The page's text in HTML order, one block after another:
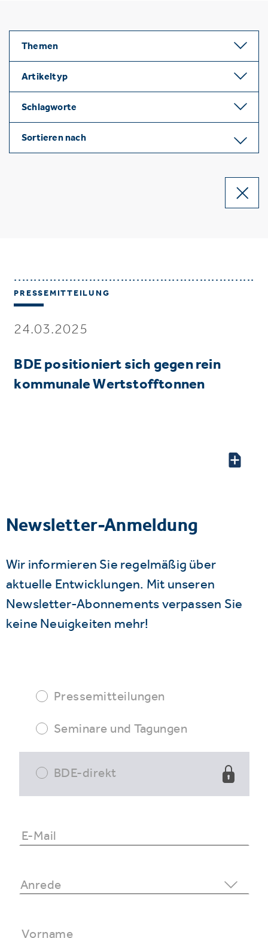
Themen
Artikeltyp
Schlagworte
Sortieren nach
PRESSEMITTEILUNG
24.03.2025
BDE positioniert sich gegen rein
kommunale Wertstofftonnen
Newsletter-Anmeldung
Wir informieren Sie regelmäßig über
aktuelle Entwicklungen. Mit unseren
Newsletter-Abonnements verpassen Sie
keine Neuigkeiten mehr!
Pressemitteilungen
Seminare und Tagungen
BDE-direkt